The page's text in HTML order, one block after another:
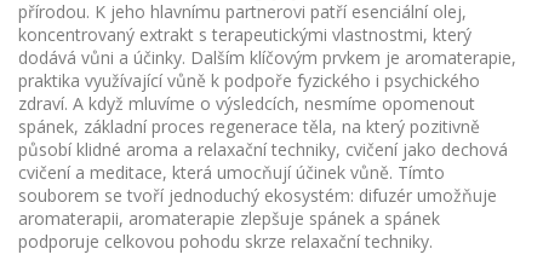
přírodou. K jeho hlavnímu partnerovi patří esenciální olej,
koncentrovaný extrakt s terapeutickými vlastnostmi, který
dodává vůni a účinky. Dalším klíčovým prvkem je aromaterapie,
praktika využívající vůně k podpoře fyzického i psychického
zdraví. A když mluvíme o výsledcích, nesmíme opomenout
spánek, základní proces regenerace těla, na který pozitivně
působí klidné aroma a relaxační techniky, cvičení jako dechová
cvičení a meditace, která umocňují účinek vůně. Tímto
souborem se tvoří jednoduchý ekosystém: difuzér umožňuje
aromaterapii, aromaterapie zlepšuje spánek a spánek
podporuje celkovou pohodu skrze relaxační techniky.